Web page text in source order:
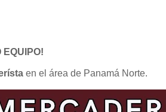
EQUIPO!
en el área de Panamá Norte.